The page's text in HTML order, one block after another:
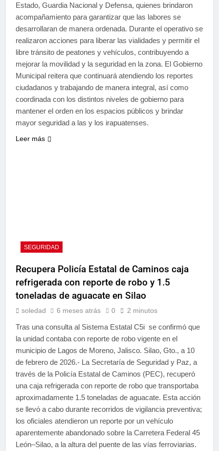
Estado, Guardia Nacional y Defensa, quienes brindaron
acompañamiento para garantizar que las labores se
desarrollaran de manera ordenada. Durante el operativo se
realizaron acciones para liberar las vialidades y permitir el
libre tránsito de peatones y vehículos, contribuyendo a
mejorar la movilidad y la seguridad en la zona. El Gobierno
Municipal reitera que continuará atendiendo los reportes
ciudadanos y trabajando de manera integral, así como
coordinada con los distintos niveles de gobierno para
mantener el orden en los espacios públicos y brindar
mayor seguridad a las y los irapuatenses.
Leer más
SEGURIDAD
Recupera Policía Estatal de Caminos caja
refrigerada con reporte de robo y 1.5
toneladas de aguacate en Silao
soledad 6 meses atrás 0 2 minutos
Tras una consulta al Sistema Estatal C5i se confirmó que
la unidad contaba con reporte de robo vigente en el
municipio de Lagos de Moreno, Jalisco. Silao, Gto., a 10
de febrero de 2026.- La Secretaría de Seguridad y Paz, a
través de la Policía Estatal de Caminos (PEC), recuperó
una caja refrigerada con reporte de robo que transportaba
aproximadamente 1.5 toneladas de aguacate. Esta acción
se llevó a cabo durante recorridos de vigilancia preventiva;
los oficiales atendieron un reporte por un vehículo
aparentemente abandonado sobre la Carretera Federal 45
León–Silao, a la altura del puente de las vías ferroviarias.